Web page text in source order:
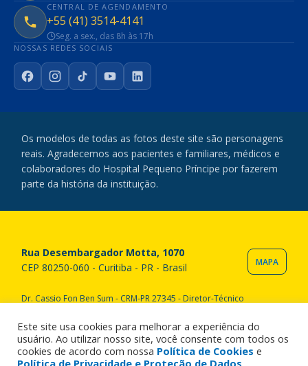
CENTRAL DE AGENDAMENTO
+55 (41) 3514-4141
Seg. a sex., das 8h às 17h
NOSSAS REDES SOCIAIS
FacebookInstagram
TikTokYouTubeLinkedIn
Os modelos de todas as fotos deste site são personagens
reais. Agradecemos aos pacientes e familiares, médicos e
colaboradores do Hospital Pequeno Príncipe por fazerem
parte da história da instituição.
Rua Desembargador Motta, 1070
CEP 80250-060 - Curitiba - PR - Brasil
MAPA
Dr. Cassio Fon Ben Sum - CRM-PR 27345 - Diretor-Técnico
reservados. All rights reserved.
Este site usa cookies para melhorar a experiência do
usuário. Ao utilizar nosso site, você consente com todos os
cookies de acordo com nossa Política de Cookies e
Política de Privacidade e Proteção de Dados